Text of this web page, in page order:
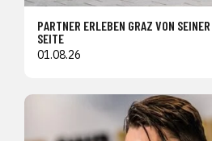
PARTNER ERLEBEN GRAZ VON
SEITE
01.08.26